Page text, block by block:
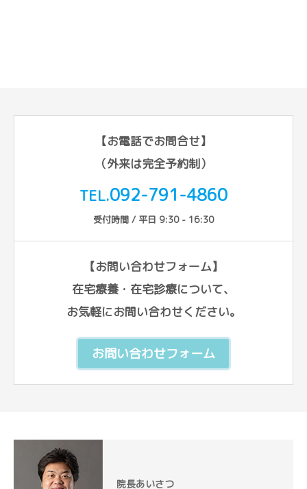
【お電話でお問合せ】
（外来は完全予約制）
TEL.092-791-4860
受付時間 / 平日 9:30 - 16:30
【お問い合わせフォーム】
在宅療養・在宅診療について、
お気軽にお問い合わせください。
お問い合わせフォーム
院長あいさつ